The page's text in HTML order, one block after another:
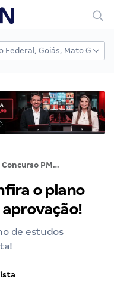
Concurso PMMG: confira o plano de estudos para sua aprovação!
o plano
de estudos